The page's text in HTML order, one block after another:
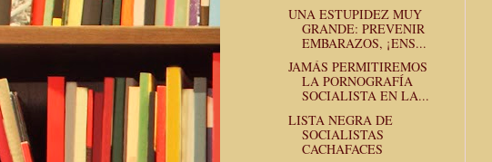
UNA ESTUPIDEZ MUY
GRANDE: PREVENIR
EMBARAZOS, ¡ENS...
JAMÁS PERMITIREMOS
LA PORNOGRAFÍA
SOCIALISTA EN LA...
LISTA NEGRA DE
SOCIALISTAS
CACHAFACES